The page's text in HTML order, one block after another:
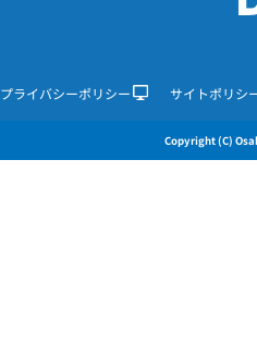
プライバシーポリシー サイトポリシ
Copyright (C)